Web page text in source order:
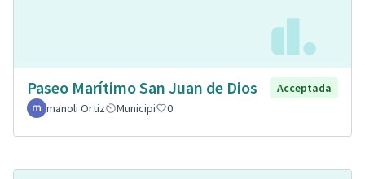
Paseo Marítimo San Juan de Dios
Acceptada
manoli Ortiz
Municipi 0